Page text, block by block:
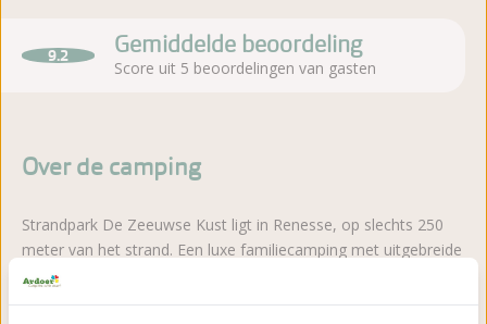
9.2 Gemiddelde beoordeling
Score uit 5 beoordelingen van gasten
Over de camping
Strandpark De Zeeuwse Kust ligt in Renesse, op slechts 250
meter van het strand. Een luxe familiecamping met uitgebreide
voorzieningen.